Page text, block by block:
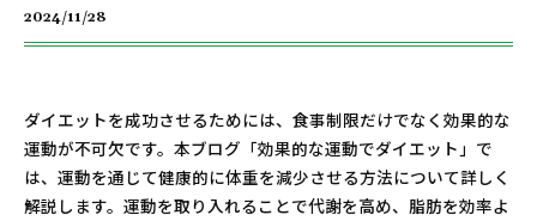
2024/11/28
ダイエットを成功させるためには、食事制限だけでなく効果的な
運動が不可欠です。本ブログ「効果的な運動でダイエット」で
は、運動を通じて健康的に体重を減少させる方法について詳しく
解説します。運動を取り入れることで代謝を高め、脂肪を効率よ